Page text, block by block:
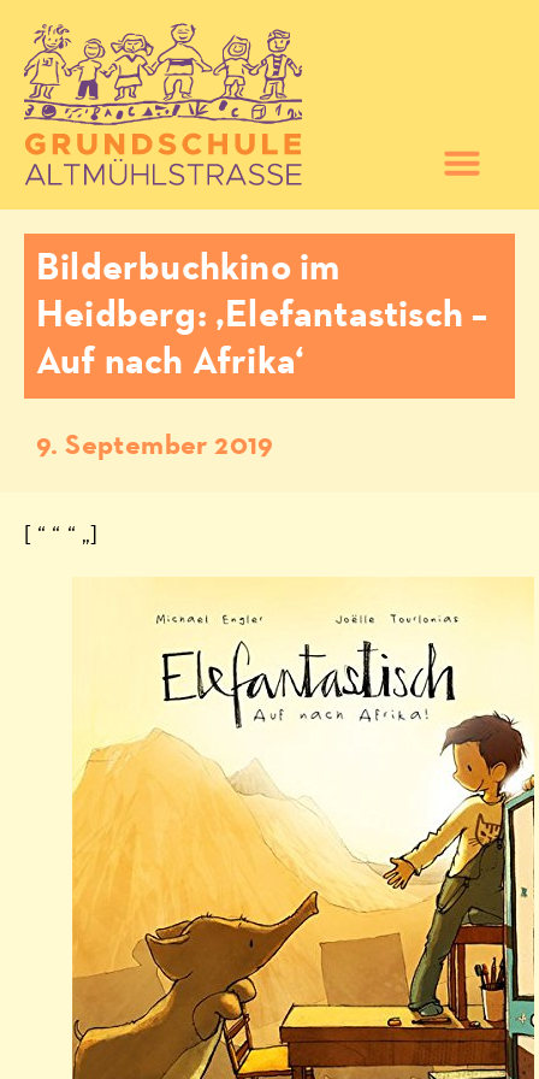
Bilderbuchkino im
Heidberg: ‚Elefantastisch –
Auf nach Afrika‘
9. September 2019
[ “ “ “ „]